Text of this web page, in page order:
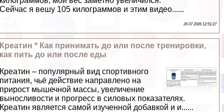
Сейчас я вешу 105 килограммов и этим видео......
26 07 2026 12:51:27
Креатин * Как принимать до или после тренировки,
как пить до или после еды
Креатин – популярный вид спортивного
питания, чьё действие направлено на
прирост мышечной массы, увеличение
выносливости и прогресс в силовых показателях.
Креатин является самой изученной добавкой и и......